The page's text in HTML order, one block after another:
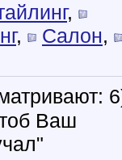
,
, Салон,
Ваш